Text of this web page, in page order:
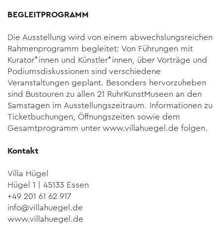
BEGLEITPROGRAMM
Die Ausstellung wird von einem abwechslungsreichen
Rahmenprogramm begleitet: Von Führungen mit
Kurator*innen und Künstler*innen, über Vorträge und
Podiumsdiskussionen sind verschiedene
Veranstaltungen geplant. Besonders hervorzuheben
sind Bustouren zu allen 21 RuhrKunstMuseen an den
Samstagen im Ausstellungszeitraum. Informationen zu
Ticketbuchungen, Öffnungszeiten sowie dem
Gesamtprogramm unterwww.villahuegel.de folgen.
Kontakt
Villa Hügel
Hügel 1 | 45133 Essen
+49 201 61 62 917
info@villahuegel.de
www.villahuegel.de